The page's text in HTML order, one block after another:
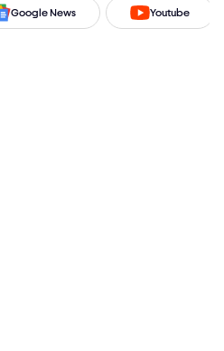
Google News Youtube